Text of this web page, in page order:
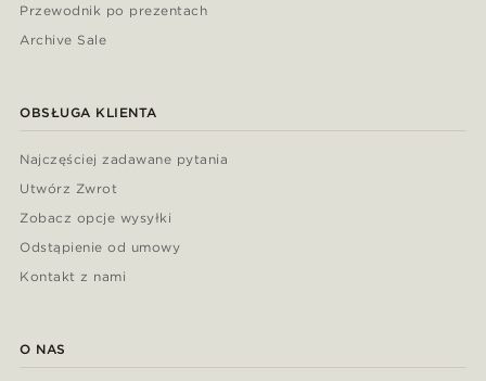
Przewodnik po prezentach
Archive Sale
OBSŁUGA KLIENTA
Najczęściej zadawane pytania
Utwórz Zwrot
Zobacz opcje wysyłki
Odstąpienie od umowy
Kontakt z nami
O NAS